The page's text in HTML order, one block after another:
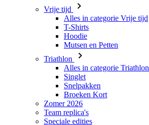
Vrije tijd
Alles in categorie Vrije tijd
T-Shirts
Hoodie
Mutsen en Petten
Triathlon
Alles in categorie Triathlon
Singlet
Snelpakken
Broeken Kort
Zomer 2026
Team replica's
Speciale edities